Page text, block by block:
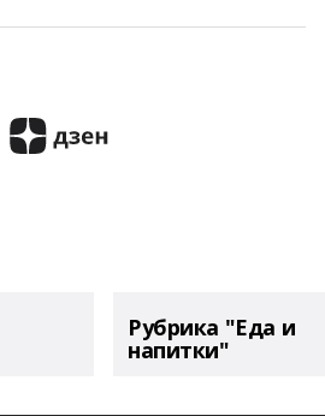
Рубрика "Еда и
напитки"